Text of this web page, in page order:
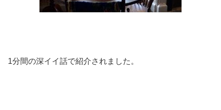
1分間の深イイ話で紹介されました。